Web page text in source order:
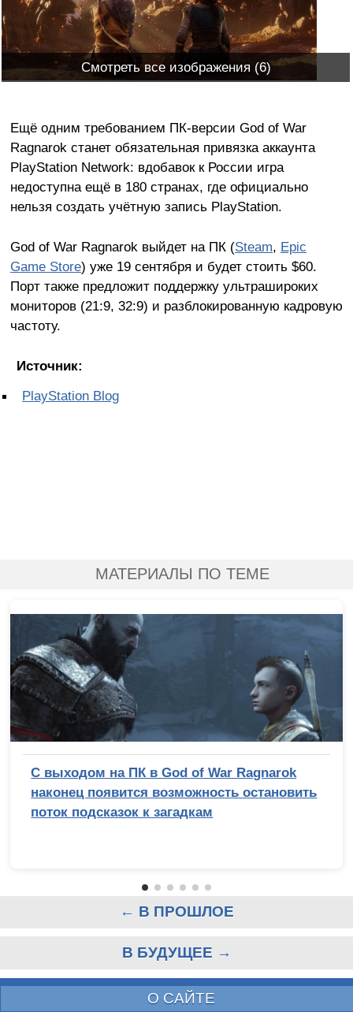
Смотреть все изображения (6)
Ещё одним требованием ПК-версии God of War
Ragnarok станет обязательная привязка аккаунта
PlayStation Network: вдобавок к России игра
недоступна ещё в 180 странах, где официально
нельзя создать учётную запись PlayStation.
God of War Ragnarok выйдет на ПК (Steam, Epic
Game Store) уже 19 сентября и будет стоить $60.
Порт также предложит поддержку ультрашироких
мониторов (21:9, 32:9) и разблокированную кадровую
частоту.
Источник:
PlayStation Blog
МАТЕРИАЛЫ ПО ТЕМЕ
С выходом на ПК в God of War Ragnarok
наконец появится возможность остановить
поток подсказок к загадкам
← В ПРОШЛОЕ
В БУДУЩЕЕ →
О САЙТЕ